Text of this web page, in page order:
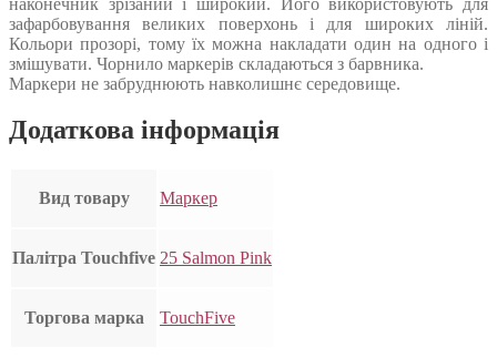
зафарбовування великих поверхонь і для широких ліній.
Кольори прозорі, тому їх можна накладати один на одного і
змішувати. Чорнило маркерів складаються з барвника.
Маркери не забруднюють навколишнє середовище.
Додаткова інформація
Вид товару Маркер
Палітра Touchfive 25 Salmon Pink
Торгова марка TouchFive